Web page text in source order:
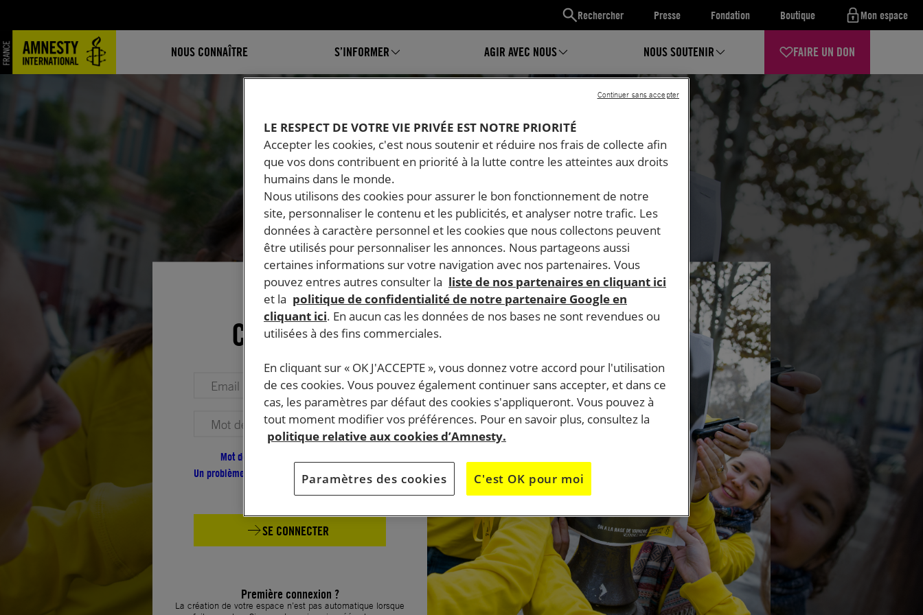
Rechercher Presse Fondation Boutique Mon espace
NOUS CONNAÎTRE S’INFORMER AGIR AVEC NOUS NOUS SOUTENIR FAIRE UN DON
Mon espace
Connexion
Votre adresse email (obligatoire)
Votre mot de passe (obligatoire)
Mot de passe oublié ?
Un problème de connexion ?
SE CONNECTER
Première connexion ?
La création de votre espace n’est pas automatique lorsque
LE RESPECT DE VOTRE VIE PRIVÉE EST NOTRE PRIORITÉ
Accepter les cookies, c'est nous soutenir et réduire nos frais de collecte afin
que vos dons contribuent en priorité à la lutte contre les atteintes aux droits
humains dans le monde.
Nous utilisons des cookies pour assurer le bon fonctionnement de notre
site, personnaliser le contenu et les publicités, et analyser notre trafic. Les
données à caractère personnel et les cookies que nous collectons peuvent
être utilisés pour personnaliser les annonces. Nous partageons aussi
certaines informations sur votre navigation avec nos partenaires. Vous
pouvez entres autres consulter la liste de nos partenaires en cliquant ici
et la politique de confidentialité de notre partenaire Google en
cliquant ici. En aucun cas les données de nos bases ne sont revendues ou
utilisées à des fins commerciales.
En cliquant sur « OK J'ACCEPTE », vous donnez votre accord pour l'utilisation
de ces cookies. Vous pouvez également continuer sans accepter, et dans ce
cas, les paramètres par défaut des cookies s'appliqueront. Vous pouvez à
tout moment modifier vos préférences. Pour en savoir plus, consultez la
politique relative aux cookies d’Amnesty.
Paramètres des cookies C'est OK pour moi
Continuer sans accepter